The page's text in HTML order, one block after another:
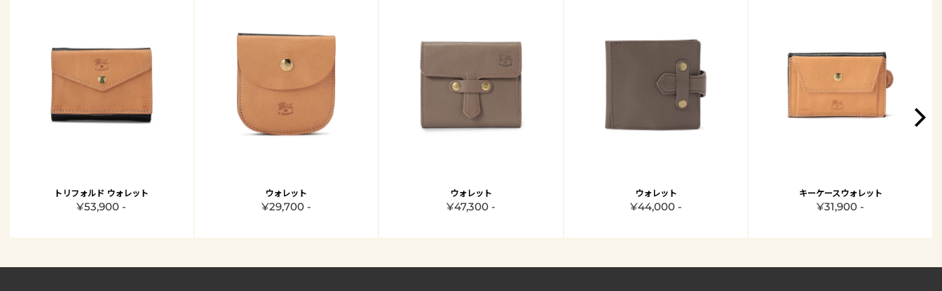
トリフォルド ウォレット
¥53,900 -
ウォレット
¥29,700 -
ウォレット
¥47,300 -
ウォレット
¥44,000 -
キーケースウォレット
¥31,900 -